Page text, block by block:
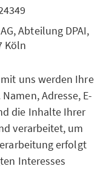
Abteilung DPAI,
Köln
uns werden Ihre
Adresse, E-
die Inhalte Ihrer
verarbeitet, um
erfolgt
Interesses